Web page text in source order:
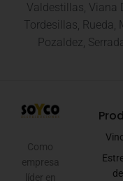
Valdestillas, Viana
Tordesillas, Rueda,
Pozaldez,
Como
empresa
líder en
de